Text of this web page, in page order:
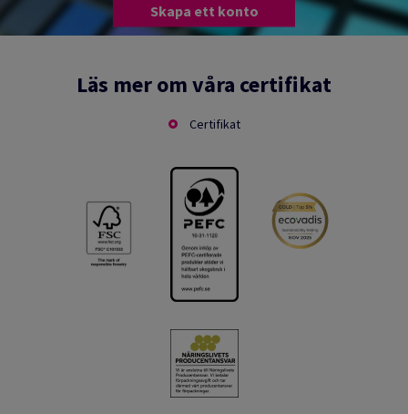
Skapa ett konto
Läs mer om våra certifikat
Certifikat